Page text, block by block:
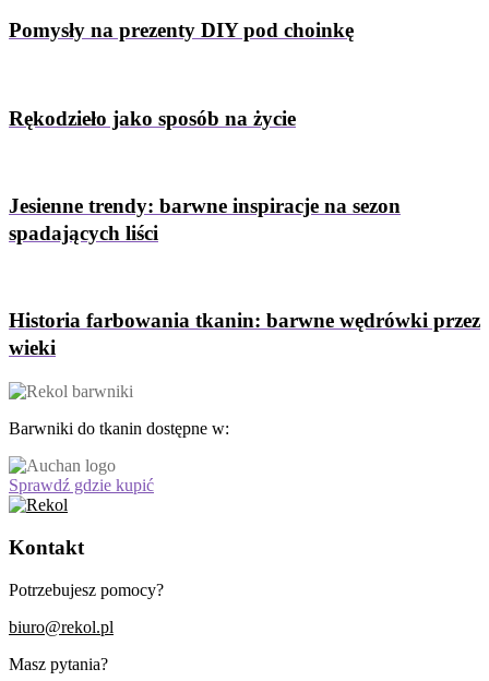
Pomysły na prezenty DIY pod choinkę
Rękodzieło jako sposób na życie
Jesienne trendy: barwne inspiracje na sezon
spadających liści
Historia farbowania tkanin: barwne wędrówki przez
wieki
Barwniki do tkanin dostępne w:
Sprawdź gdzie kupić
Kontakt
Potrzebujesz pomocy?
biuro@rekol.pl
Masz pytania?